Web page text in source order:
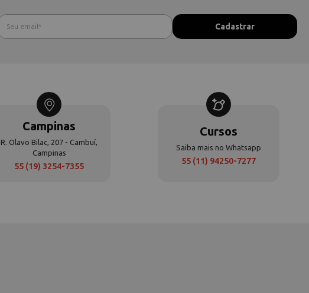
Campinas
R. Olavo Bilac, 207 - Cambuí,
Campinas
55 (19) 3254-7355
Cursos
Saiba mais no Whatsapp
55 (11) 94250-7277